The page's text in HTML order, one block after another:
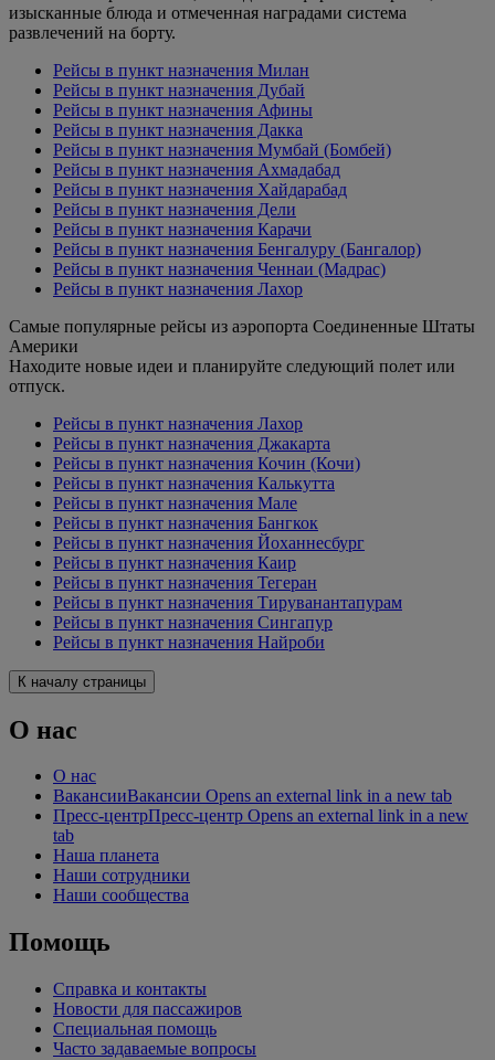
изысканные блюда и отмеченная наградами система
развлечений на борту.
Рейсы в пункт назначения Милан
Рейсы в пункт назначения Дубай
Рейсы в пункт назначения Афины
Рейсы в пункт назначения Дакка
Рейсы в пункт назначения Мумбай (Бомбей)
Рейсы в пункт назначения Ахмадабад
Рейсы в пункт назначения Хайдарабад
Рейсы в пункт назначения Дели
Рейсы в пункт назначения Карачи
Рейсы в пункт назначения Бенгалуру (Бангалор)
Рейсы в пункт назначения Ченнаи (Мадрас)
Рейсы в пункт назначения Лахор
Самые популярные рейсы из аэропорта Соединенные Штаты
Америки
Находите новые идеи и планируйте следующий полет или
отпуск.
Рейсы в пункт назначения Лахор
Рейсы в пункт назначения Джакарта
Рейсы в пункт назначения Кочин (Кочи)
Рейсы в пункт назначения Калькутта
Рейсы в пункт назначения Мале
Рейсы в пункт назначения Бангкок
Рейсы в пункт назначения Йоханнесбург
Рейсы в пункт назначения Каир
Рейсы в пункт назначения Тегеран
Рейсы в пункт назначения Тируванантапурам
Рейсы в пункт назначения Сингапур
Рейсы в пункт назначения Найроби
К началу страницы
О нас
О нас
ВакансииВакансии Opens an external link in a new tab
Пресс-центрПресс-центр Opens an external link in a new
tab
Наша планета
Наши сотрудники
Наши сообщества
Помощь
Справка и контакты
Новости для пассажиров
Специальная помощь
Часто задаваемые вопросы